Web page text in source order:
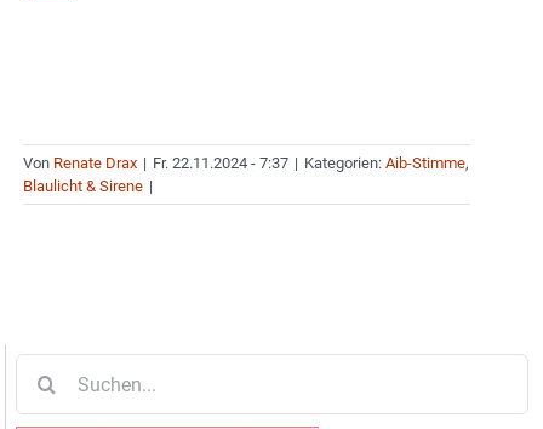
Von Renate Drax | Fr. 22.11.2024 - 7:37 | Kategorien: Aib-Stimme,
Blaulicht & Sirene |
nach: